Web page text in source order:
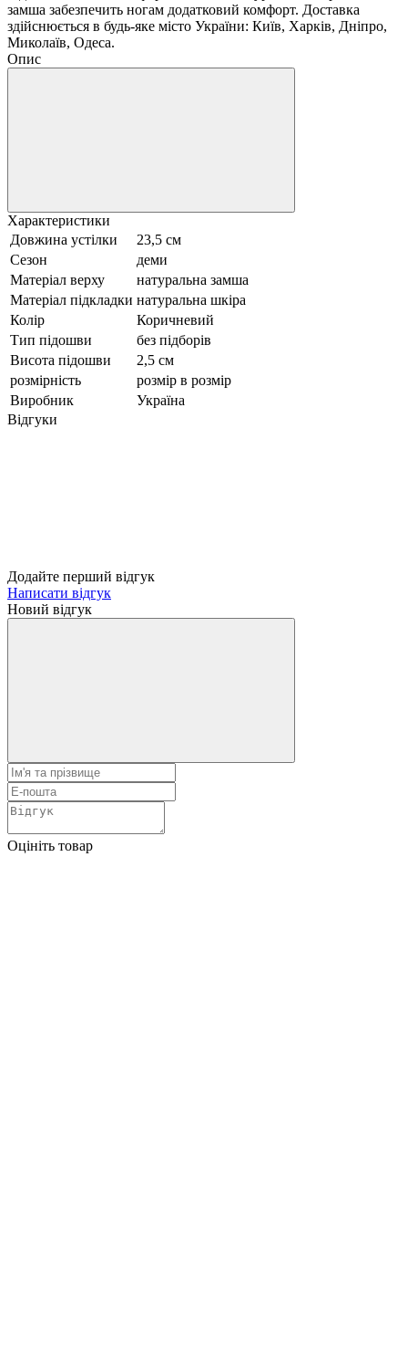
замша забезпечить ногам додатковий комфорт. Доставка
здійснюється в будь-яке місто України: Київ, Харків, Дніпро,
Миколаїв, Одеса.
Опис
Характеристики
Довжина устілки
23,5 см
Сезон
деми
Матеріал верху
натуральна замша
Матеріал підкладки натуральна шкіра
Колір
Коричневий
Тип підошви
без підборів
Висота підошви
2,5 см
розмірність
розмір в розмір
Виробник
Україна
Відгуки
Додайте перший відгук
Написати відгук
Новий відгук
Оцініть товар